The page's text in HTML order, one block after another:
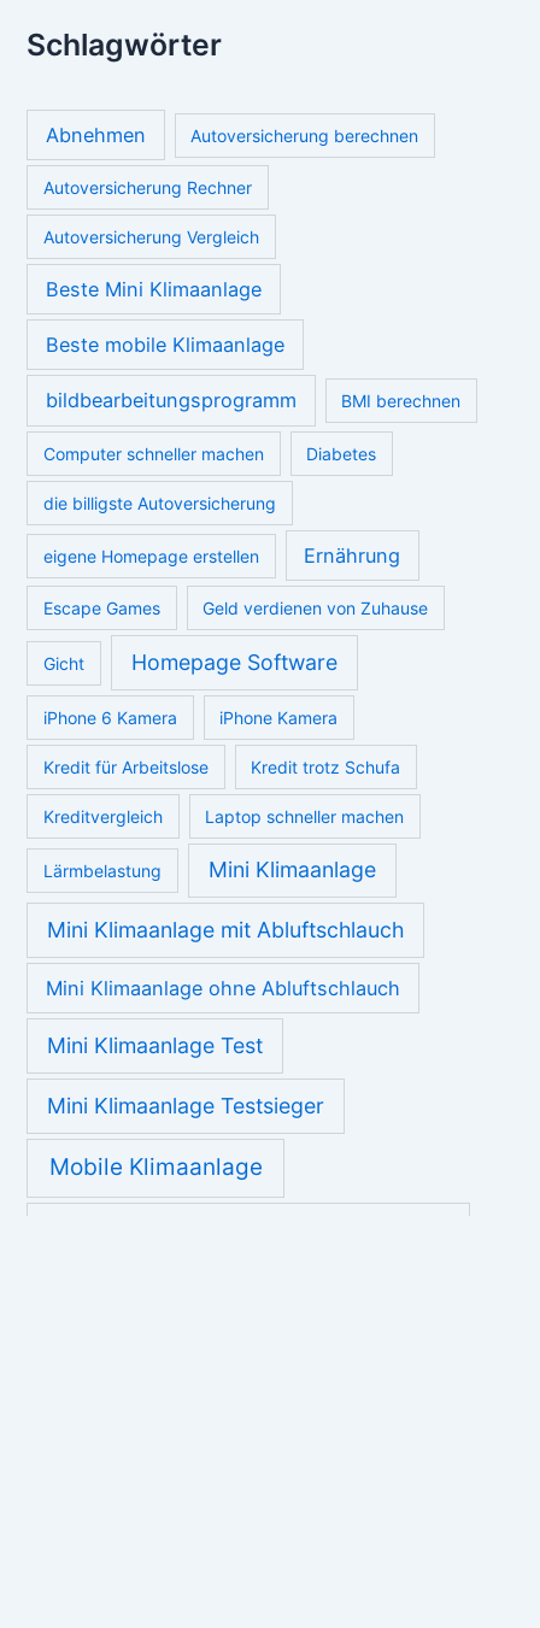
Schlagwörter
Abnehmen Autoversicherung berechnen
Autoversicherung Rechner
Autoversicherung Vergleich
Beste Mini Klimaanlage
Beste mobile Klimaanlage
bildbearbeitungsprogramm BMI berechnen
Computer schneller machen Diabetes
die billigste Autoversicherung
eigene Homepage erstellen Ernährung
Escape Games Geld verdienen von Zuhause
Gicht Homepage Software
iPhone 6 Kamera iPhone Kamera
Kredit für Arbeitslose Kredit trotz Schufa
Kreditvergleich Laptop schneller machen
Lärmbelastung Mini Klimaanlage
Mini Klimaanlage mit Abluftschlauch
Mini Klimaanlage ohne Abluftschlauch
Mini Klimaanlage Test
Mini Klimaanlage Testsieger
Mobile Klimaanlage